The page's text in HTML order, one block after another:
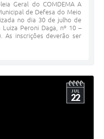
Geral do COMDEMA A
de Defesa do Meio
no dia 30 de julho de
Peroni Daga, nº 10 –
As inscrições deverão ser
JUL
22